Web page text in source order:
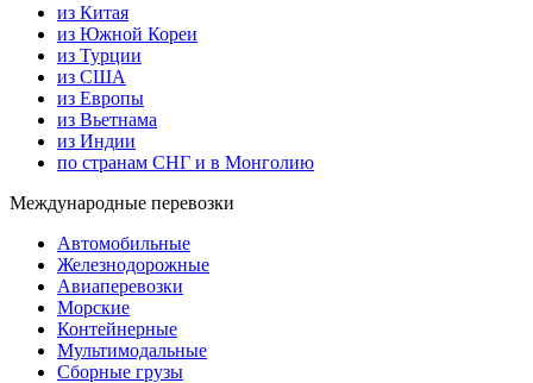
из Китая
из Южной Кореи
из Турции
из США
из Европы
из Вьетнама
из Индии
по странам СНГ и в Монголию
Международные перевозки
Автомобильные
Железнодорожные
Авиаперевозки
Морские
Контейнерные
Мультимодальные
Сборные грузы